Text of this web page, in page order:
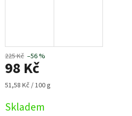
225 Kč –56 %
98 Kč
Měrná
51,58 Kč / 100 g
Skladem